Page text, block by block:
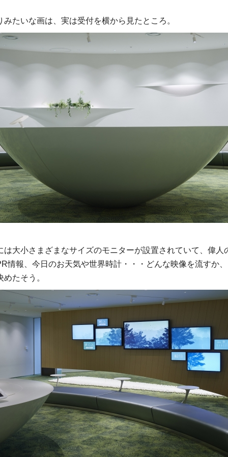
みたいな画は、実は受付を横から見たところ。
は大小さまざまなサイズのモニターが設置されていて、偉人
情報、今日のお天気や世界時計・・・どんな映像を流すか
たそう。